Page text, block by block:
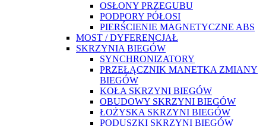
OSŁONY PRZEGUBU
PODPORY PÓŁOSI
PIERŚCIENIE MAGNETYCZNE ABS
MOST / DYFERENCJAŁ
SKRZYNIA BIEGÓW
SYNCHRONIZATORY
PRZEŁĄCZNIK MANETKA ZMIANY
BIEGÓW
KOŁA SKRZYNI BIEGÓW
OBUDOWY SKRZYNI BIEGÓW
ŁOŻYSKA SKRZYNI BIEGÓW
PODUSZKI SKRZYNI BIEGÓW